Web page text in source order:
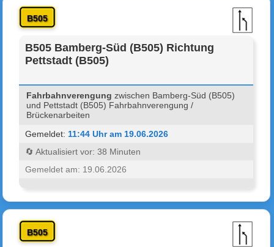
B505
B505 Bamberg-Süd (B505) Richtung
Pettstadt (B505)
Fahrbahnverengung zwischen Bamberg-Süd (B505)
und Pettstadt (B505) Fahrbahnverengung /
Brückenarbeiten
Gemeldet: 11:44 Uhr am 19.06.2026
🔄 Aktualisiert vor: 38 Minuten
Gemeldet am: 19.06.2026
B505